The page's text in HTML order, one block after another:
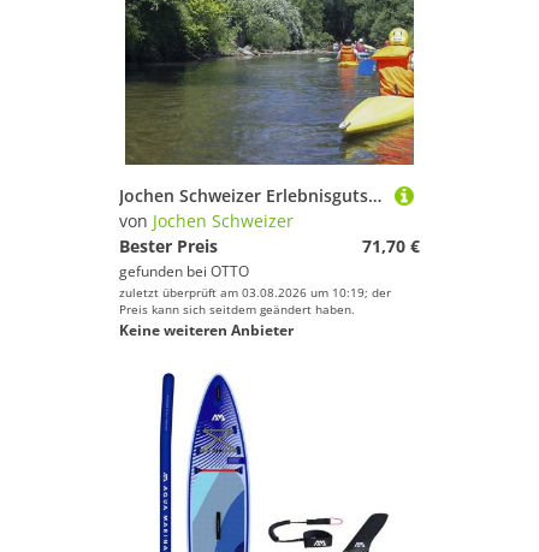
Jochen Schweizer Erlebnisgutschein Kajakkurs Tagestour Kalletal (7 Std), Auf die Paddel, fertig, los!
von Jochen Schweizer
Bester Preis
71,70 €
gefunden bei OTTO
zuletzt überprüft am 03.08.2026 um 10:19; der
Preis kann sich seitdem geändert haben.
Keine weiteren Anbieter